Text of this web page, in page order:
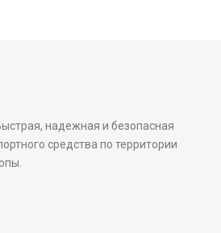
надежная и безопасная
средства по территории